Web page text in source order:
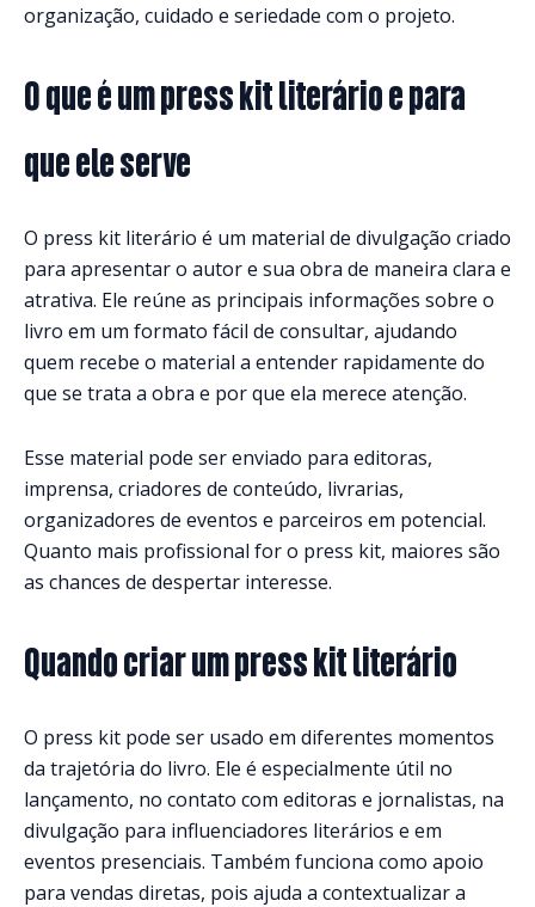
organização, cuidado e seriedade com o projeto.
O que é um press kit literário e para
que ele serve
O press kit literário é um material de divulgação criado
para apresentar o autor e sua obra de maneira clara e
atrativa. Ele reúne as principais informações sobre o
livro em um formato fácil de consultar, ajudando
quem recebe o material a entender rapidamente do
que se trata a obra e por que ela merece atenção.
Esse material pode ser enviado para editoras,
imprensa, criadores de conteúdo, livrarias,
organizadores de eventos e parceiros em potencial.
Quanto mais profissional for o press kit, maiores são
as chances de despertar interesse.
Quando criar um press kit literário
O press kit pode ser usado em diferentes momentos
da trajetória do livro. Ele é especialmente útil no
lançamento, no contato com editoras e jornalistas, na
divulgação para influenciadores literários e em
eventos presenciais. Também funciona como apoio
para vendas diretas, pois ajuda a contextualizar a